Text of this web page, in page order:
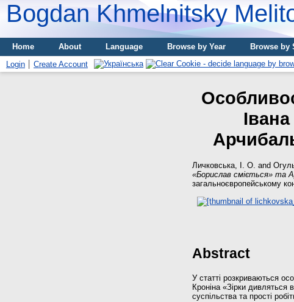
Bogdan Khmelnitsky
Home About Language Browse by Year Browse by
Login
Create Account
Личковська, І. О. and
«Борислав сміється» та
загальноєвропейському
Abstract
У статті розкриваються
Кроніна «Зірки дивляться
суспільства та прості